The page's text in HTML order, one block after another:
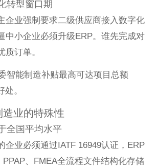
转型窗口期
企业强制要求二级供应商接入数字化
中小企业必须升级ERP。谁先完成对
质订单。
智能制造补贴最高可达项目总额
。
业的特殊性
全国平均水平
企业必须通过IATF 16949认证，ERP
PPAP、FMEA全流程文件结构化存储